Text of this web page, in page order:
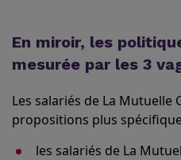
En miroir, les
mesurée par les 3
Les salariés de La
propositions plus
les salariés de La